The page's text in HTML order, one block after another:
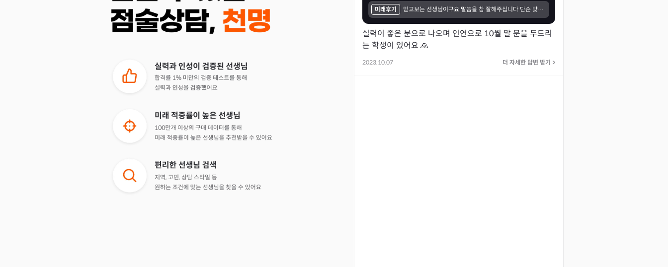
미래후기 믿고보는 선생님이구요 말씀을 참 잘해주십니다 단순 맞다틀리다가 아니라 그 상황에 대한 카드대로 객관적으로 조언을 주십니다 현실적으로 실천할 수 있는 방법을 선호하는데 그 부분이 가장 맘에 듭니다 저를 돌아보게해주시는 분이에요 을 한 수 배워가는 마음으로 들려요
실력이 좋은 분으로 나오며 인연으로 10월 말 문을 두드리
는 학생이 있어요 🙏
2023.10.07 더 자세한 답변 받기 >